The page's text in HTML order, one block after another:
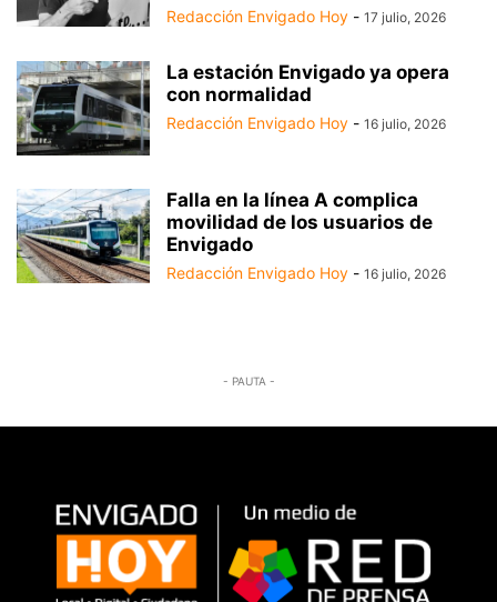
Redacción Envigado Hoy - 17 julio, 2026
La estación Envigado ya opera
con normalidad
Redacción Envigado Hoy - 16 julio, 2026
Falla en la línea A complica
movilidad de los usuarios de
Envigado
Redacción Envigado Hoy - 16 julio, 2026
- PAUTA -